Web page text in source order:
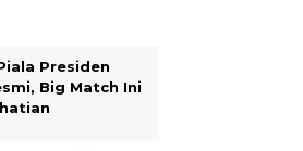
Presiden
Big Match Ini